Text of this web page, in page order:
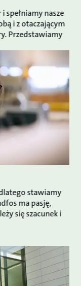
spełniamy nasze
i z otaczającym
Przedstawiamy
stawiamy
ma pasję,
się szacunek i